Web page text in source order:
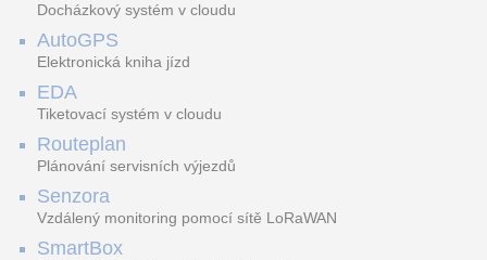
Docházkový systém v cloudu
AutoGPS
Elektronická kniha jízd
EDA
Tiketovací systém v cloudu
Routeplan
Plánování servisních výjezdů
Senzora
Vzdálený monitoring pomocí sítě LoRaWAN
SmartBox